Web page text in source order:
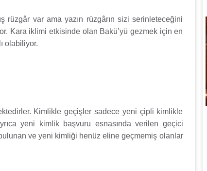
rüzgâr var ama yazın rüzgârın sizi serinleteceğini
Kara iklimi etkisinde olan Bakü’yü gezmek için en
olabiliyor.
Kimlikle geçişler sadece yeni çipli kimlikle
yeni kimlik başvuru esnasında verilen geçici
ve yeni kimliği henüz eline geçmemiş olanlar